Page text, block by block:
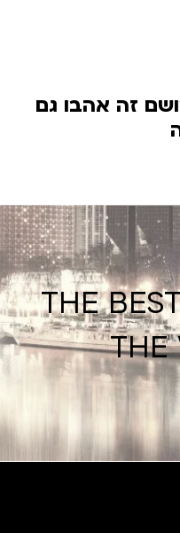
זה אהבו גם
THE
THE